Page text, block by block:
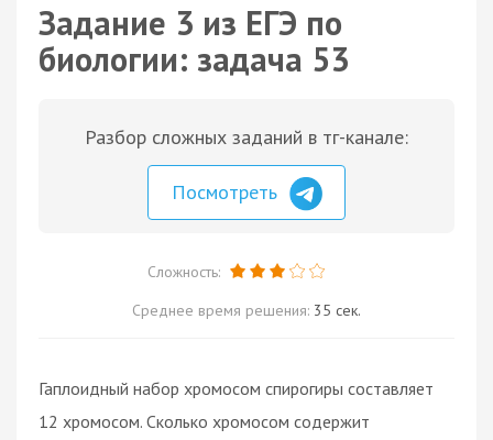
Задание 3 из ЕГЭ по
биологии: задача 53
Разбор сложных заданий в тг-канале:
Посмотреть
Сложность:
Среднее время решения: 35 сек.
Гаплоидный набор хромосом спирогиры составляет
12 хромосом. Сколько хромосом содержит